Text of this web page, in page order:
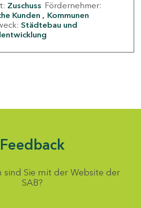
Zuschuss Fördernehmer:
Kunden
Kommunen
Städtebau und
Feedback
sind Sie mit der Website der
SAB?